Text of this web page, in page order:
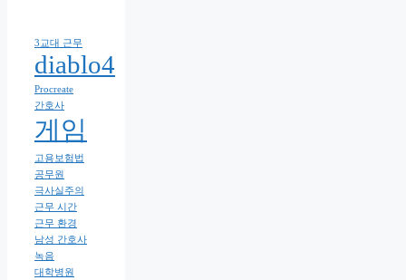
3교대 근무
diablo4
Procreate
간호사
게임
고용보험법
공무원
극사실주의
근무 시간
근무 환경
남성 간호사
녹음
대학병원